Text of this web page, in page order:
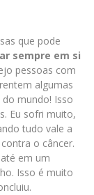
que pode
sempre em si
pessoas com
algumas
mundo! Isso
Eu sofri muito,
tudo vale a
o câncer.
em um
Isso é muito